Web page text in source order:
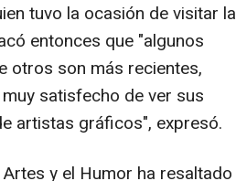
tuvo la ocasión de visitar la
entonces que "algunos
otros son más recientes,
satisfecho de ver sus
artistas gráficos", expresó.
y el Humor ha resaltado